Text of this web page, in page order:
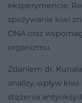
eksperymencie.
spożywanie kiwi
DNA oraz
organizmu.
Zdaniem dr.
analizy, wpływ
stężenia